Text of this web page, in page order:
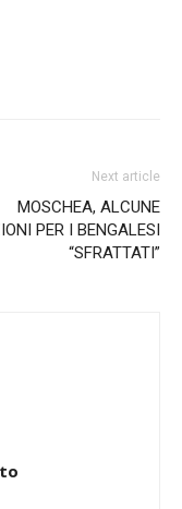
Next article
MOSCHEA, ALCUNE
PER I BENGALESI
“SFRATTATI”